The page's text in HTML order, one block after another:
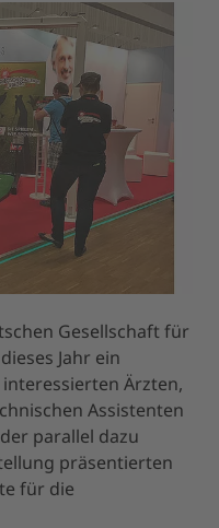
Gesellschaft für
Jahr ein
Ärzten,
Assistenten
parallel dazu
präsentierten
für die